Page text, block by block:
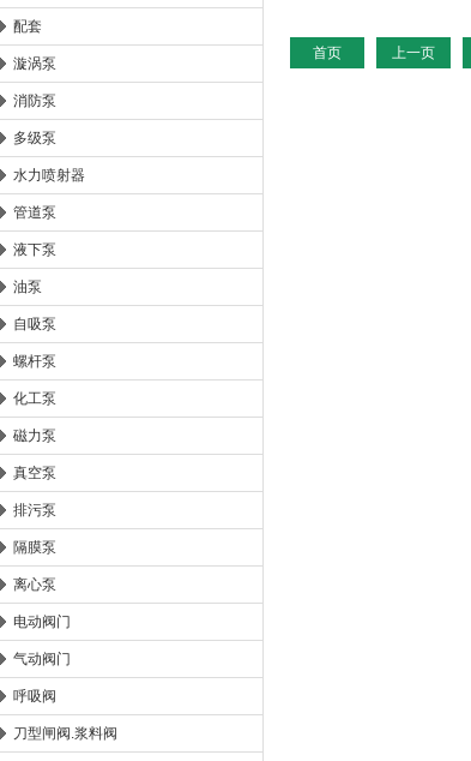
配套
漩涡泵
消防泵
多级泵
水力喷射器
管道泵
液下泵
油泵
自吸泵
螺杆泵
化工泵
磁力泵
真空泵
排污泵
隔膜泵
离心泵
电动阀门
气动阀门
呼吸阀
刀型闸阀.浆料阀
首页 上一页